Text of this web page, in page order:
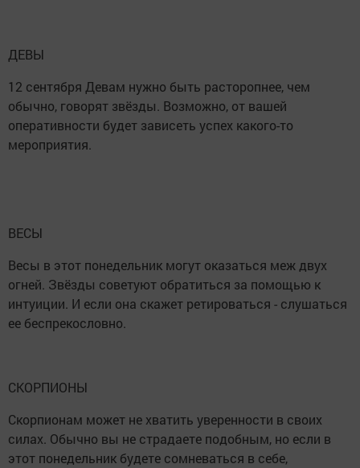
ДЕВЫ
12 сентября Девам нужно быть расторопнее, чем
обычно, говорят звёзды. Возможно, от вашей
оперативности будет зависеть успех какого-то
мероприятия.
ВЕСЫ
Весы в этот понедельник могут оказаться меж двух
огней. Звёзды советуют обратиться за помощью к
интуиции. И если она скажет ретироваться - слушаться
ее беспрекословно.
СКОРПИОНЫ
Скорпионам может не хватить уверенности в своих
силах. Обычно вы не страдаете подобным, но если в
этот понедельник будете сомневаться в себе,